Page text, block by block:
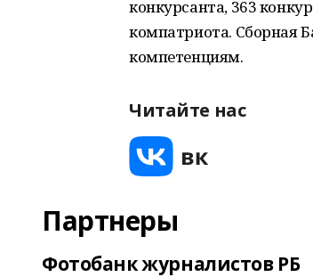
конкурсанта, 363
компатриота. Сборная
компетенциям.
Читайте нас
Партнеры
Фотобанк журналистов РБ